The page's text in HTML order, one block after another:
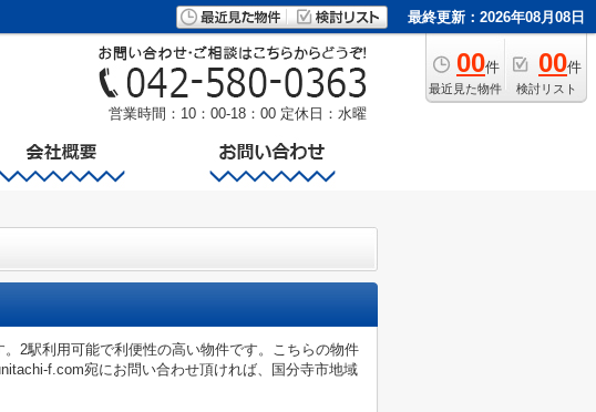
最終更新：2026年08月08日
00件
最近見た物件
00件
検討リスト
営業時間：10：00-18：00 定休日：水曜
2駅利用可能で利便性の高い物件です。こちらの物件
f.com宛にお問い合わせ頂ければ、国分寺市地域